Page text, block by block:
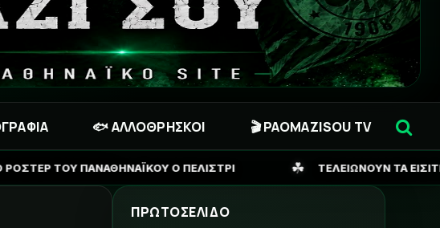
🐟 ΑΛΛΟΘΡΗΣΚΟΙ 🎬 PAOMAZISOU TV
Ο ΠΕΛΙΣΤΡΙ ☘ ΤΕΛΕΙΩΝΟΥΝ ΤΑ ΕΙΣΙΤΗΡΙΑ ΓΙΑ ΣΟΦΙΑ,
ΠΡΩΤΟΣΕΛΙΔΟ